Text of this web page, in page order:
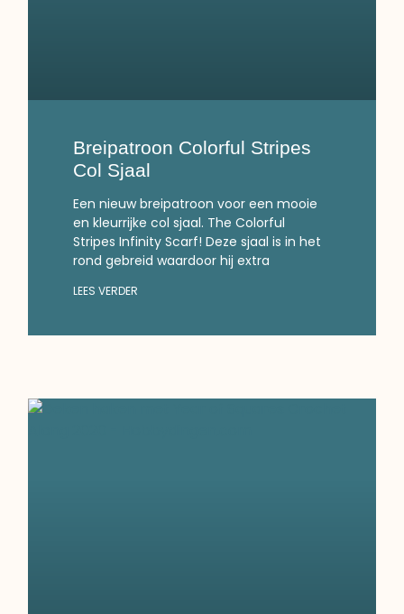
Breipatroon Colorful Stripes
Col Sjaal
Een nieuw breipatroon voor een mooie
en kleurrijke col sjaal. The Colorful
Stripes Infinity Scarf! Deze sjaal is in het
rond gebreid waardoor hij extra
LEES VERDER